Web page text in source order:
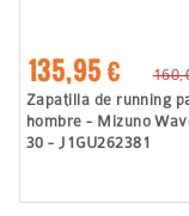
135,95 €
Zapatilla de running
hombre - Mizuno
30 - J1GU262381